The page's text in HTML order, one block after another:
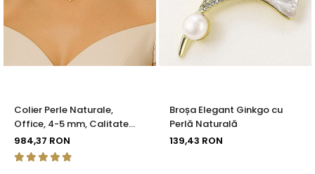
Colier Perle Naturale,
Office, 4-5 mm, Calitate
AAA, Aur 14K | KASKADDA®
984,37 RON
Broșa Elegant Ginkgo cu
Perlă Naturală
139,43 RON